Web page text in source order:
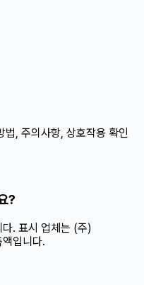
, 주의사항, 상호작용 확인
?
. 표시 업체는 (주)
입니다.